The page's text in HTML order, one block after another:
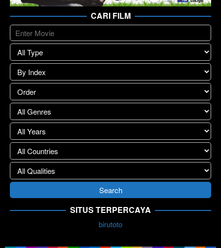
CARI FILM
SITUS TERPERCAYA
birutoto